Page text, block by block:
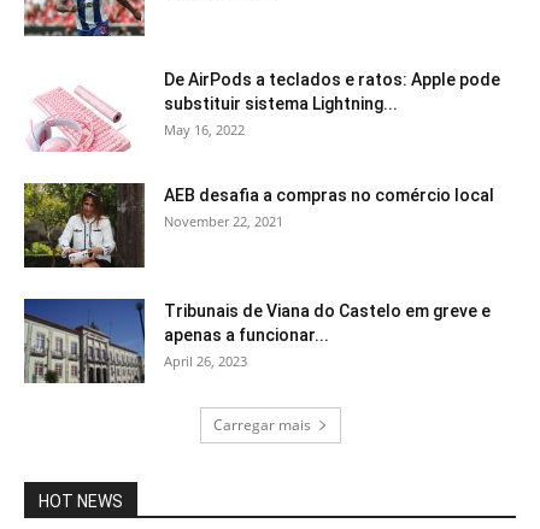
De AirPods a teclados e ratos: Apple pode
substituir sistema Lightning...
May 16, 2022
AEB desafia a compras no comércio local
November 22, 2021
Tribunais de Viana do Castelo em greve e
apenas a funcionar...
April 26, 2023
Carregar mais
HOT NEWS